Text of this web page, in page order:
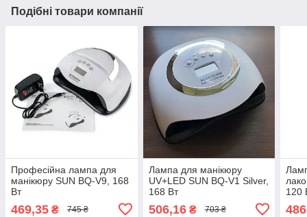
Подібні товари компанії
Професійна лампа для
манікюру SUN BQ-V9, 168
Вт
469,35 ₴ 745 ₴
Лампа для манікюру
UV+LED SUN BQ-V1 Silver,
168 Вт
506,16₴ 703 ₴
120
486